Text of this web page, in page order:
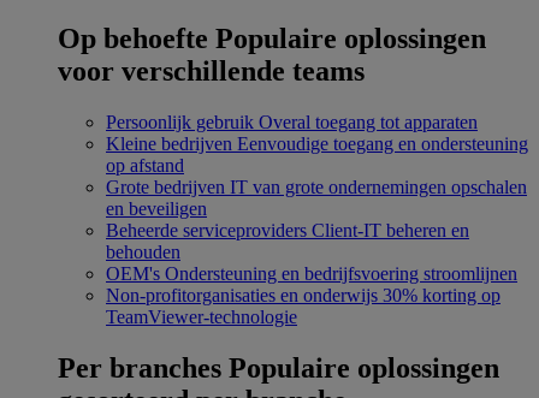
Op behoefte Populaire oplossingen
voor verschillende teams
Persoonlijk gebruik Overal toegang tot apparaten
Kleine bedrijven Eenvoudige toegang en ondersteuning
op afstand
Grote bedrijven IT van grote ondernemingen opschalen
en beveiligen
Beheerde serviceproviders Client-IT beheren en
behouden
OEM's Ondersteuning en bedrijfsvoering stroomlijnen
Non-profitorganisaties en onderwijs 30% korting op
TeamViewer-technologie
Per branches Populaire oplossingen